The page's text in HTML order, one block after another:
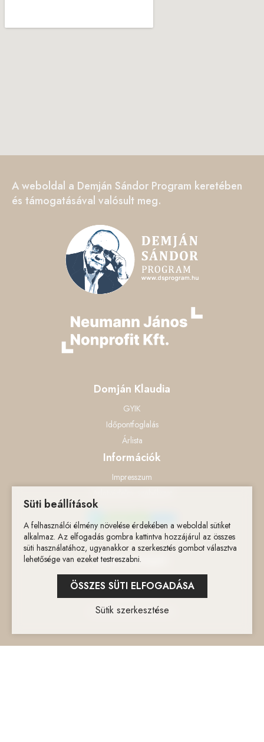
A weboldal a Demján Sándor Program keretében
és támogatásával valósult meg.
Domján Klaudia
GYIK
Időpontfoglalás
Árlista
Információk
Impresszum
Elérhetőségek
1077 Budapest, Wesselényi utca 75.
+36303473357
info@bondiacosmetics.hu
Süti beállítások
A felhasználói élmény növelése érdekében a weboldal sütiket
alkalmaz. Az elfogadás gombra kattintva hozzájárul az összes
süti használatához, ugyanakkor a szerkesztés gombot választva
lehetősége van ezeket testreszabni.
ÖSSZES SÜTI ELFOGADÁSA
Sütik szerkesztése